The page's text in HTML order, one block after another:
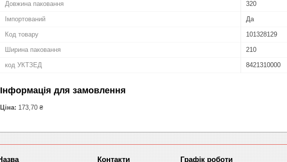
Довжина паковання 320
Імпортований Да
Код товару 101328129
Ширина паковання 210
код УКТЗЕД 8421310000
Інформація для замовлення
Ціна: 173,70 ₴
Графік роботи